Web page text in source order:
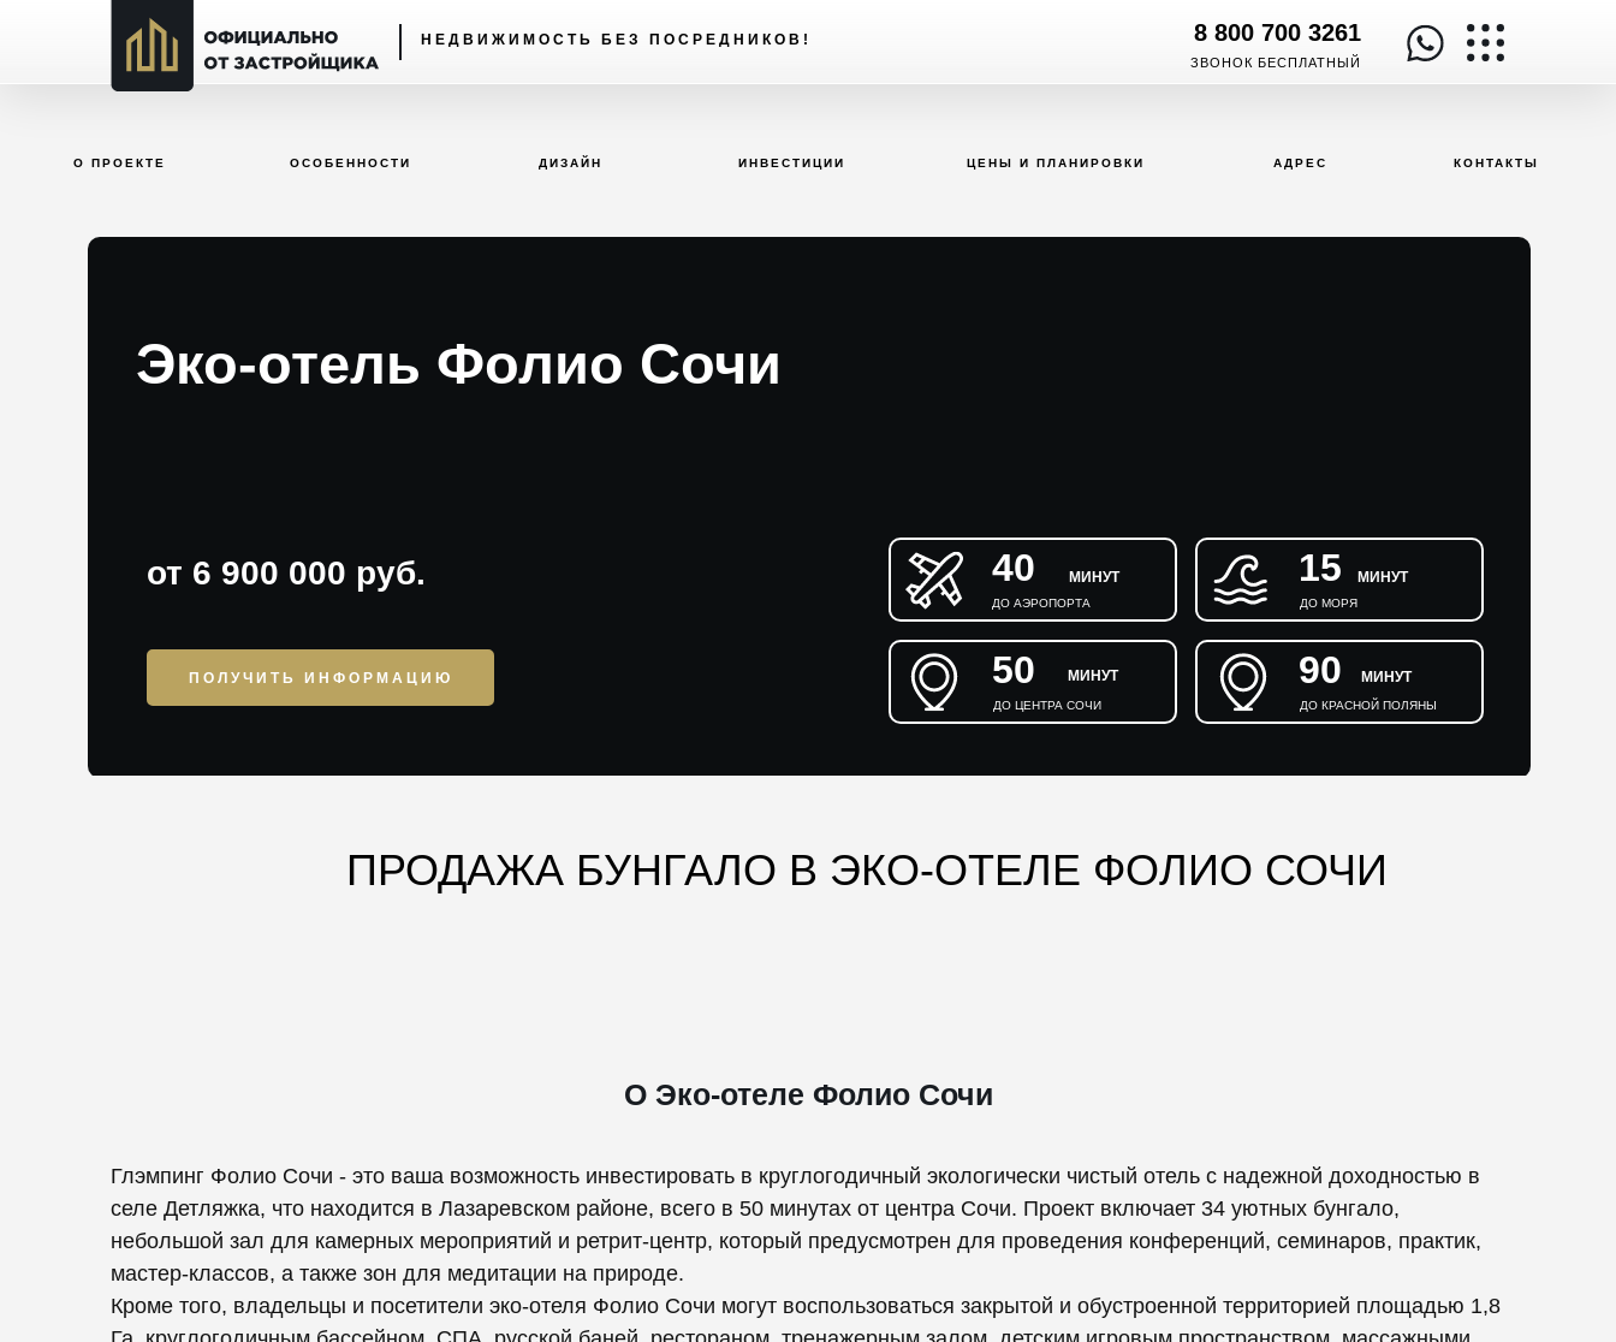
НЕДВИЖИМОСТЬ БЕЗ ПОСРЕДНИКОВ! 8 800 700 3261
ЗВОНОК БЕСПЛАТНЫЙ
О ПРОЕКТЕ ОСОБЕННОСТИ ДИЗАЙН АДРЕС КОНТАКТЫ
ИНВЕСТИЦИИ ЦЕНЫ И ПЛАНИРОВКИ
40 МИНУТ
ДО АЭРОПОРТА
Эко-отель Фолио Сочи
15 МИНУТ
ДО МОРЯ
ПОЛУЧИТЬ ИНФОРМАЦИЮ 90 МИНУТ
ДО КРАСНОЙ ПОЛЯНЫ
50 МИНУТ
ДО ЦЕНТРА СОЧИ
от 6 900 000 руб.
ПРОДАЖА БУНГАЛО В ЭКО-ОТЕЛЕ ФОЛИО СОЧИ
О Эко-отеле Фолио Сочи
Глэмпинг Фолио Сочи - это ваша возможность инвестировать в круглогодичный экологически чистый отель с надежной доходностью в
селе Детляжка, что находится в Лазаревском районе, всего в 50 минутах от центра Сочи. Проект включает 34 уютных бунгало,
небольшой зал для камерных мероприятий и ретрит-центр, который предусмотрен для проведения конференций, семинаров, практик,
мастер-классов, а также зон для медитации на природе.
Кроме того, владельцы и посетители эко-отеля Фолио Сочи могут воспользоваться закрытой и обустроенной территорией площадью 1,8